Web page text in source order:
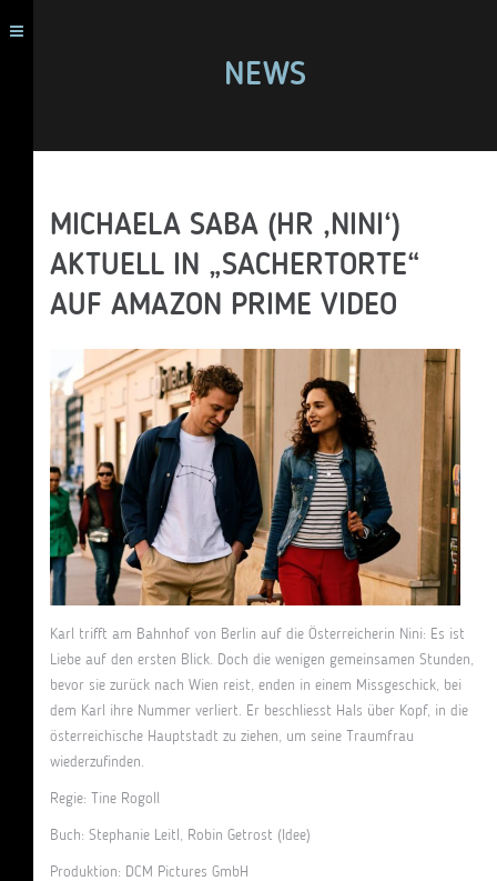
NEWS
MICHAELA SABA (HR ‚NINI‘)
AKTUELL IN „SACHERTORTE“
AUF AMAZON PRIME VIDEO
Karl trifft am Bahnhof von Berlin auf die Österreicherin Nini: Es ist
Liebe auf den ersten Blick. Doch die wenigen gemeinsamen Stunden,
bevor sie zurück nach Wien reist, enden in einem Missgeschick, bei
dem Karl ihre Nummer verliert. Er beschliesst Hals über Kopf, in die
österreichische Hauptstadt zu ziehen, um seine Traumfrau
wiederzufinden.
Regie: Tine Rogoll
Buch: Stephanie Leitl, Robin Getrost (Idee)
Produktion: DCM Pictures GmbH